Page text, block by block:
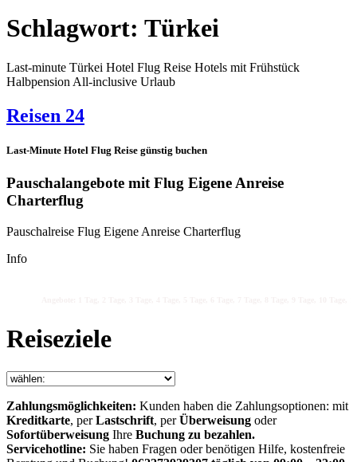
Schlagwort: Türkei
Last-minute Türkei Hotel Flug Reise Hotels mit Frühstück
Halbpension All-inclusive Urlaub
Reisen 24
Last-Minute Hotel Flug Reise günstig buchen
Pauschalangebote mit Flug Eigene Anreise
Charterflug
Pauschalreise Flug Eigene Anreise Charterflug
Info
Reiseziele
Zahlungsmöglichkeiten: Kunden haben die Zahlungsoptionen: mit
Kreditkarte, perLastschrift, perÜberweisung oder
Sofortüberweisung Ihre Buchung zu bezahlen.
Servicehotline: Sie haben Fragen oder benötigen Hilfe, kostenfreie